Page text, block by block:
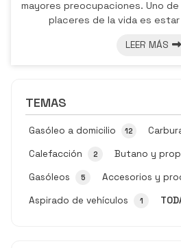
TEMAS
Gasóleo a domicilio 12
Calefacción 2 Butano y
Gasóleos 5 Accesorios y
Aspirado de vehículos 1
mayores preocupaciones. Uno
placeres de la vida es
hace frío. Ahora bien, para
distribución de gasóleo de
LEER MÁS